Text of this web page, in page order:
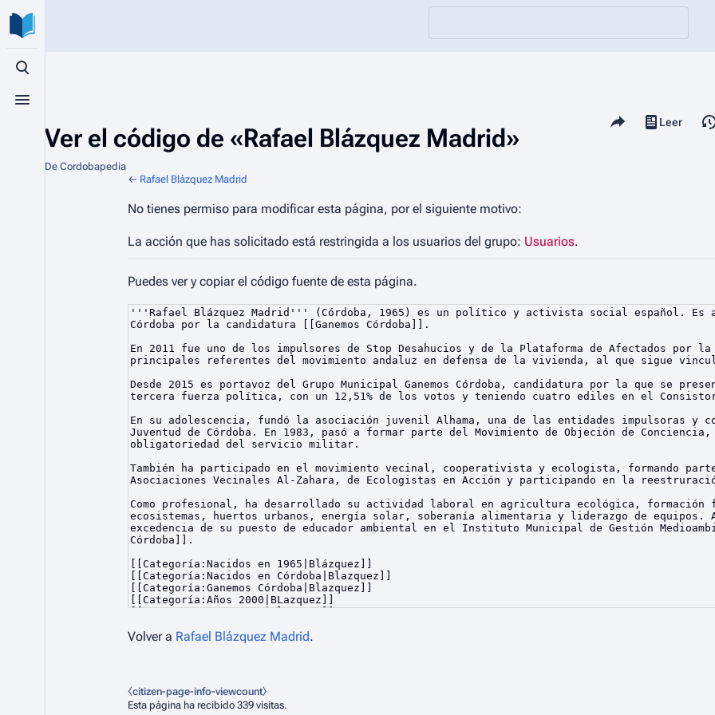
Búsqueda alternativa
Menú alternativo
Ver el código de «Rafael Blázquez Madrid»
De Cordobapedia
Comparte esta página
Vistas
Leer
Ver
← Rafael Blázquez Madrid
No tienes permiso para modificar esta página, por el siguiente motivo:
La acción que has solicitado está restringida a los usuarios del grupo: Usuarios.
Puedes ver y copiar el código fuente de esta página.
Volver a Rafael Blázquez Madrid.
⧼citizen-page-info-viewcount⧽
Esta página ha recibido 339 visitas.